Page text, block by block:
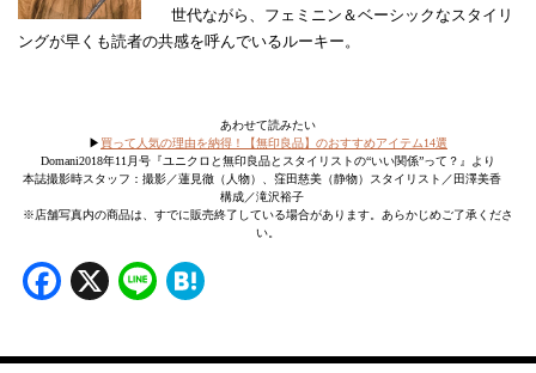
世代ながら、フェミニン＆ベーシックなスタイリ
ングが早くも読者の共感を呼んでいるルーキー。
あわせて読みたい
▶︎ 買って人気の理由を納得！【無印良品】のおすすめアイテム14選
Domani2018年11月号『ユニクロと無印良品とスタイリストの“いい関係”って？』より
本誌撮影時スタッフ：撮影／蓮見徹（人物）、窪田慈美（静物）スタイリスト／田澤美香
構成／滝沢裕子
※店舗写真内の商品は、すでに販売終了している場合があります。あらかじめご了承くださ
い。
Facebook
X Line